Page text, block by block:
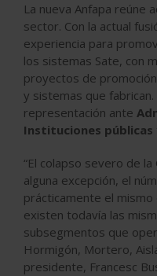
La nueva Anfapa reúne
sector. Con la actual
experiencia para
los sistemas Sate, con
proyectos de
y sistemas que
representación ante
Instituciones públicas
“El colapso severo de
alguna excepción, el
prácticamente el
existen todavía las
subsegmentos que
Hormigón, Mortero,
presidente, Francesc